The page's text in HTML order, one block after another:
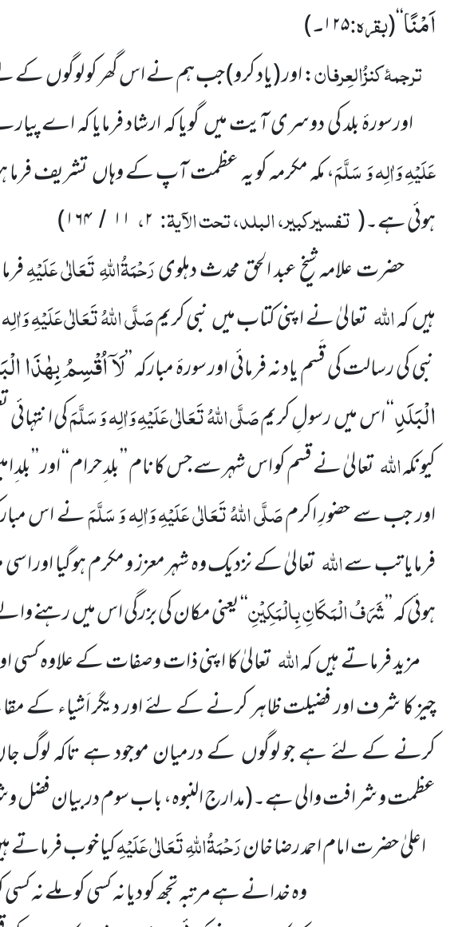
اَمْنًا‘‘
(بقرہ:۱۲۵۔)
ترجمۂ کنزُالعِرفان: اور(یاد کرو)جب ہم نے اس گھر کو لوگوں کے لئے
اورسورۂ بلد کی دوسری آیت میں گویا کہ ارشاد فرمایا کہ اے
عَلَیْہِ وَاٰلِہ وَ سَلَّمَ، مکہ مکرمہ کو یہ عظمت آپ کے وہاں تشریف
ہوئی ہے۔(تفسیرکبیر، البلد، تحت الآیۃ: ۲، ۱۱ /۱۶۴)
حضرت علامہ شیخ عبد الحق محدث دہلویرَحْمَۃُاللّٰہِ تَعَالٰی عَلَیْہِ
ہیں کہاللّٰہتعالیٰ نے اپنی کتاب میں نبی کریمصَلَّی اللّٰہُ تَعَالٰی عَلَیْہِ
نبی کی رسالت کی قَسم یاد نہ فرمائی اور سورۂ مبارکہ ’’لَاۤ اُقْسِمُ بِهٰذَا
الْبَلَدِ‘‘ اس میں رسولِ کریمصَلَّی اللّٰہُ تَعَالٰی عَلَیْہِ وَاٰلِہ وَ سَلَّمَکی
کیونکہاللّٰہتعالیٰ نے قسم کو اس شہر سے جس کا نام ’’بلد ِحرام‘‘ اور ’’بلد
اور جب سے حضورِ اکرمصَلَّی اللّٰہُ تَعَالٰی عَلَیْہِ وَاٰلِہ وَ سَلَّمَنے اس
فرمایا تب سےاللّٰہتعالیٰ کے نزدیک وہ شہر معزز و مکرم ہو گیا اور
ہوئی کہ ’’شَرَفُ الْمَکَانِ بِالْمَکِیْنِ‘‘ یعنی مکان کی بزرگی اس میں
مزید فرماتے ہیں کہاللّٰہتعالیٰ کا اپنی ذات و صفات کے علاوہ کسی
چیز کا شرف اور فضیلت ظاہر کرنے کے لئے اور دیگر اَشیاء کے
کرنے کے لئے ہے جو لوگوں کے درمیان موجود ہے تاکہ لوگ جان
عظمت و شرافت والی ہے۔(مدارج النبوہ، باب سوم دربیان
اعلیٰ حضرت امام احمد رضا خانرَحْمَۃُاللّٰہِ تَعَالٰی عَلَیْہِکیا خوب فرماتے
وہ خدانے ہے مرتبہ تجھ کو دیا نہ کسی کو ملے نہ کسی